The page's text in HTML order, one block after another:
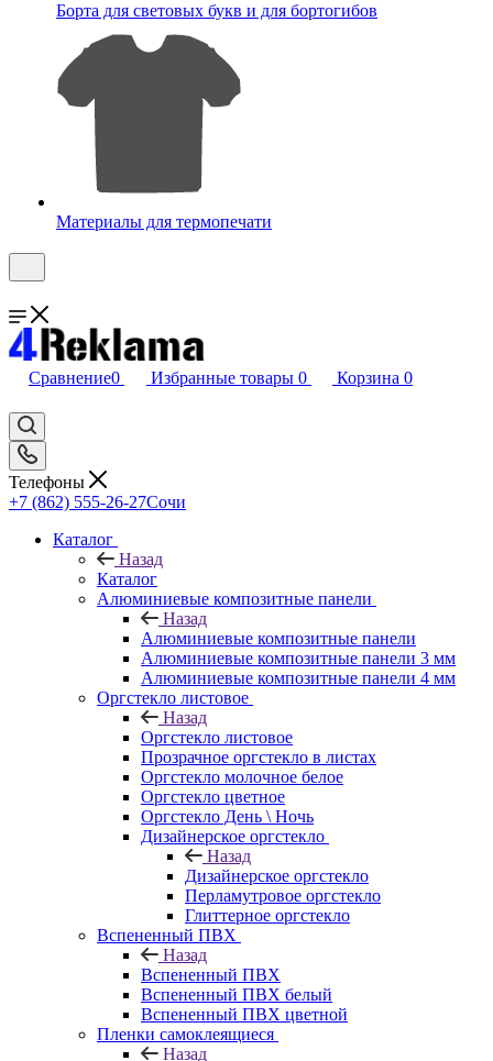
Борта для световых букв и для бортогибов
Материалы для термопечати
Сравнение0 Избранные товары 0 Корзина 0
Телефоны
+7 (862) 555-26-27Сочи
Каталог
Назад
Каталог
Алюминиевые композитные панели
Назад
Алюминиевые композитные панели
Алюминиевые композитные панели 3 мм
Алюминиевые композитные панели 4 мм
Оргстекло листовое
Назад
Оргстекло листовое
Прозрачное оргстекло в листах
Оргстекло молочное белое
Оргстекло цветное
Оргстекло День \ Ночь
Дизайнерское оргстекло
Назад
Дизайнерское оргстекло
Перламутровое оргстекло
Глиттерное оргстекло
Вспененный ПВХ
Назад
Вспененный ПВХ
Вспененный ПВХ белый
Вспененный ПВХ цветной
Пленки самоклеящиеся
Назад